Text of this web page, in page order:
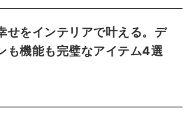
せをインテリアで叶える。デ
も機能も完璧なアイテム4選